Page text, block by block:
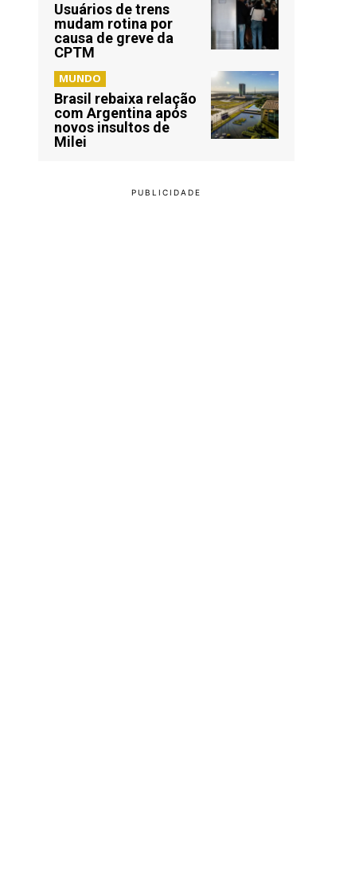
Usuários de trens
mudam rotina por
causa de greve da
CPTM
MUNDO
Brasil rebaixa relação
com Argentina após
novos insultos de
Milei